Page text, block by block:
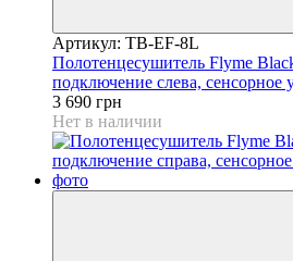
Артикул: TB-EF-8L
Полотенцесушитель Flyme
подключение слева, сенсорное
3 690 грн
Нет в наличии